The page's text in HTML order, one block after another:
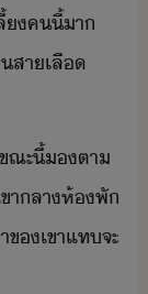
ค​ี้​า​
สาเลื​
ณะี้​ตา​
า​ลา​ห้พั​
​เขา​แทจะ​